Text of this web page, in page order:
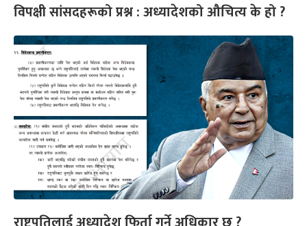
विपक्षी सांसदहरूको प्रश्न : अध्यादेशको औचित्य के हो ?